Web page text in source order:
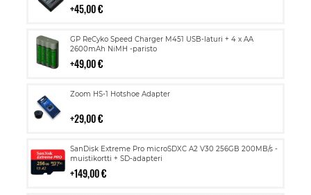
45,00 €
GP ReCyko Speed Charger M451 USB-laturi + 4 x AA
2600mAh NiMH -paristo
49,00 €
Lisää
ostoskoriin
Zoom HS-1 Hotshoe Adapter
29,00 €
Lisää
SanDisk Extreme Pro microSDXC A2 V30 256GB 200MB/s -
muistikortti + SD-adapteri
149,00 €
Lisää
ostoskoriin